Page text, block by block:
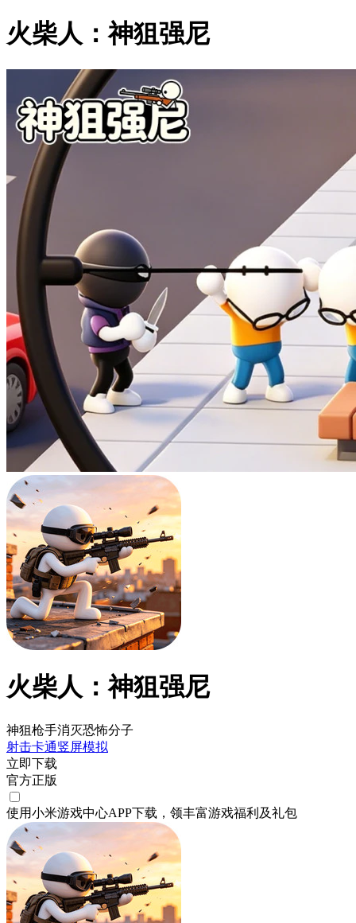
火柴人：神狙强尼
火柴人：神狙强尼
神狙枪手消灭恐怖分子
射击卡通竖屏模拟
立即下载
官方正版
使用小米游戏中心APP下载 ，领丰富游戏福利 及礼包